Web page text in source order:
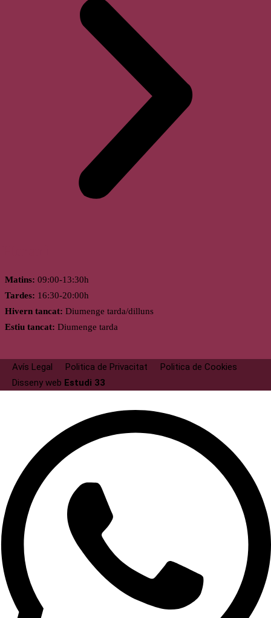
Matins: 09:00-13:30h
Tardes: 16:30-20:00h
Hivern tancat: Diumenge tarda/dilluns
Estiu tancat: Diumenge tarda
Avís Legal Politica de Privacitat
Politica de Cookies
Disseny web Estudi 33